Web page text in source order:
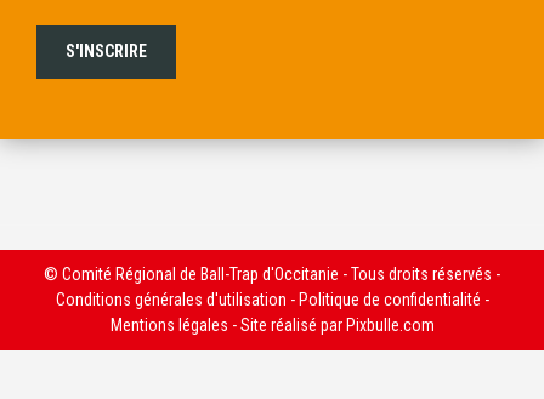
© Comité Régional de Ball-Trap d'Occitanie - Tous droits réservés -
Conditions générales d'utilisation - Politique de confidentialité -
Mentions légales - Site réalisé par Pixbulle.com